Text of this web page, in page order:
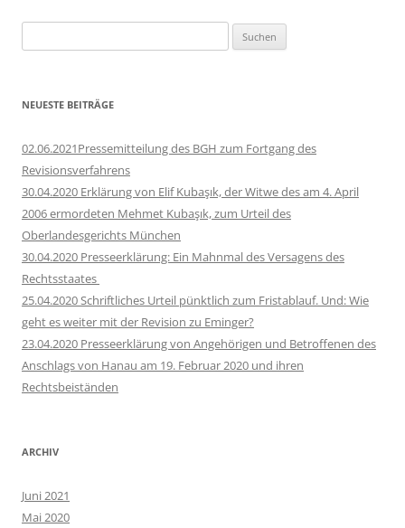
nach:
NEUESTE BEITRÄGE
02.06.2021Pressemitteilung des BGH zum Fortgang des
Revisionsverfahrens
30.04.2020 Erklärung von Elif Kubaşık, der Witwe des am 4. April
2006 ermordeten Mehmet Kubaşık, zum Urteil des
Oberlandesgerichts München
30.04.2020 Presseerklärung: Ein Mahnmal des Versagens des
Rechtsstaates
25.04.2020 Schriftliches Urteil pünktlich zum Fristablauf. Und: Wie
geht es weiter mit der Revision zu Eminger?
23.04.2020 Presseerklärung von Angehörigen und Betroffenen des
Anschlags von Hanau am 19. Februar 2020 und ihren
Rechtsbeiständen
ARCHIV
Juni 2021
Mai 2020